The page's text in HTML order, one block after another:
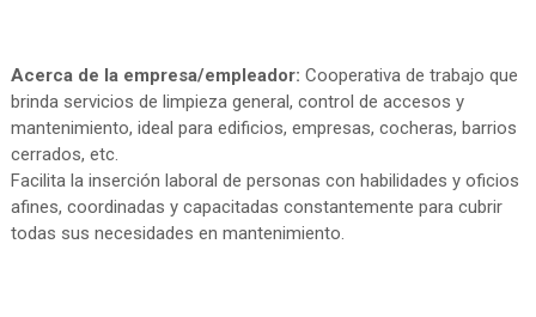
Acerca de la empresa/empleador: Cooperativa de trabajo que
brinda servicios de limpieza general, control de accesos y
mantenimiento, ideal para edificios, empresas, cocheras, barrios
cerrados, etc.
Facilita la inserción laboral de personas con habilidades y oficios
afines, coordinadas y capacitadas constantemente para cubrir
todas sus necesidades en mantenimiento.